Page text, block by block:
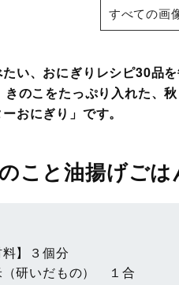
すべての画
い、おにぎりレシピ30品を
きのこをたっぷり入れた、
おにぎり」です。
こと油揚げご
料】３個分
（研いだもの） １合